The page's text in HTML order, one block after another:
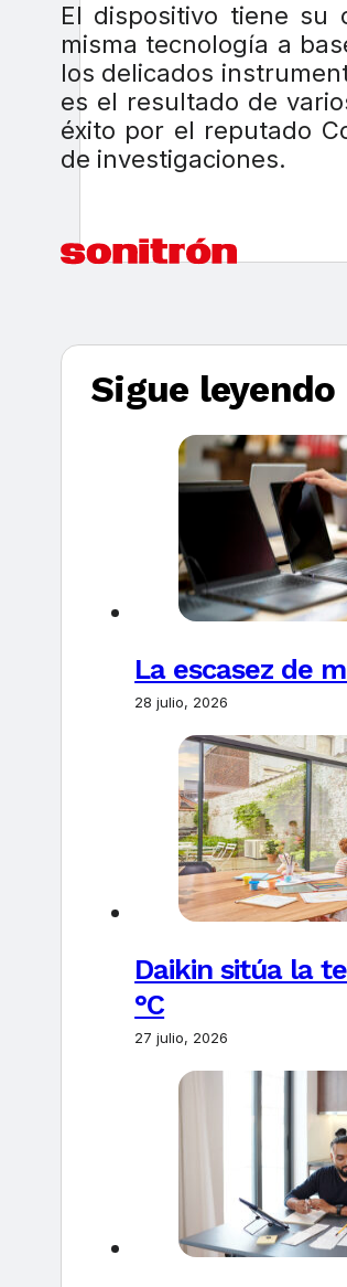
El dispositivo tiene su
misma tecnología a
los delicados
es el resultado de
éxito por el reputado
de investigaciones.
Sigue leyendo
La escasez de
28 julio, 2026
Daikin sitúa la
°C
27 julio, 2026